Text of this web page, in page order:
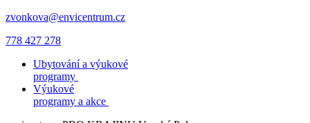
zvonkova@envicentrum.cz
778 427 278
Ubytování a výukové
programy
Výukové
programy a akce